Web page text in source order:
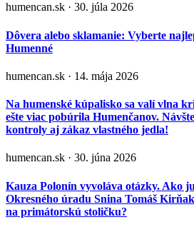
humencan.sk · 30. júla 2026
Dôvera alebo sklamanie: Vyberte
Humenné
humencan.sk · 14. mája 2026
Na humenské kúpalisko sa valí vlna
ešte viac pobúrila Humenčanov.
kontroly aj zákaz vlastného jedla!
humencan.sk · 30. júna 2026
Kauza Polonín vyvoláva otázky. Ako
Okresného úradu Snina Tomáš
na primátorskú stoličku?